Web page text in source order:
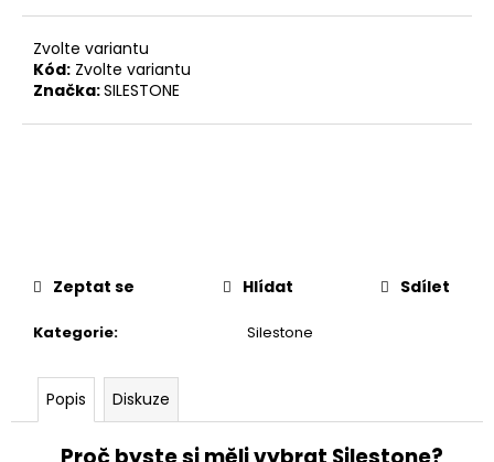
Zvolte variantu
Kód: Zvolte variantu
Značka:SILESTONE
Kategorie: Silestone
Zeptat se Hlídat Sdílet
Popis Diskuze
u
e
m
e